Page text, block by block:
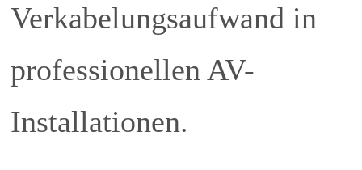
Verkabelungsaufwand in
professionellen AV-
Installationen.